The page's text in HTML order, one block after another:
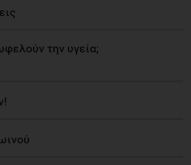
την υγεία;